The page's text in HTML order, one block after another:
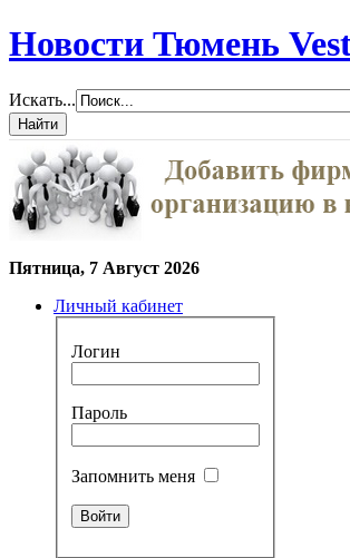
Новости Тюмень
Искать...
Пятница, 7 Август 2026
Личный кабинет
Логин
Пароль
Запомнить меня